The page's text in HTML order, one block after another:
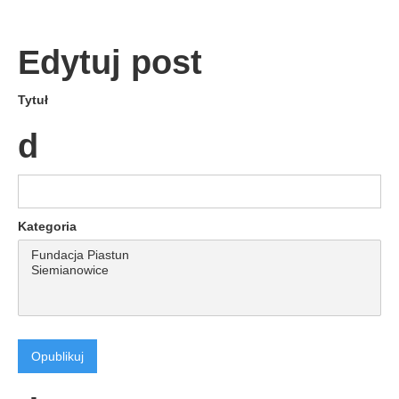
Edytuj post
Tytuł
d
Kategoria